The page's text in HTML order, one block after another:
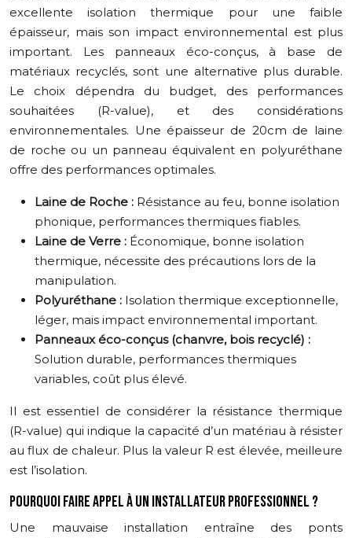
excellente isolation thermique pour une faible
épaisseur, mais son impact environnemental est plus
important. Les panneaux éco-conçus, à base de
matériaux recyclés, sont une alternative plus durable.
Le choix dépendra du budget, des performances
souhaitées (R-value), et des considérations
environnementales. Une épaisseur de 20cm de laine
de roche ou un panneau équivalent en polyuréthane
offre des performances optimales.
Laine de Roche : Résistance au feu, bonne isolation
phonique, performances thermiques fiables.
Laine de Verre : Économique, bonne isolation
thermique, nécessite des précautions lors de la
manipulation.
Polyuréthane : Isolation thermique exceptionnelle,
léger, mais impact environnemental important.
Panneaux éco-conçus (chanvre, bois recyclé) :
Solution durable, performances thermiques
variables, coût plus élevé.
Il est essentiel de considérer la résistance thermique
(R-value) qui indique la capacité d’un matériau à résister
au flux de chaleur. Plus la valeur R est élevée, meilleure
est l’isolation.
POURQUOI FAIRE APPEL À UN INSTALLATEUR PROFESSIONNEL ?
Une mauvaise installation entraîne des ponts